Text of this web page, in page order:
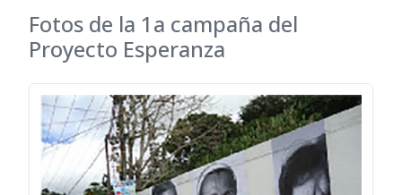
Fotos de la 1a campaña del
Proyecto Esperanza